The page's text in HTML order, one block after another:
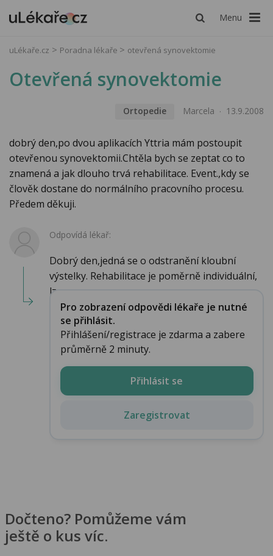
Menu
uLékaře.cz Poradna lékaře otevřená synovektomie
Otevřená synovektomie
Ortopedie Marcela 13.9.2008
dobrý den,po dvou aplikacích Yttria mám postoupit
otevřenou synovektomii.Chtěla bych se zeptat co to
znamená a jak dlouho trvá rehabilitace. Event.,kdy se
člověk dostane do normálního pracovního procesu.
Předem děkuji.
Odpovídá lékař:
Dobrý den,jedná se o odstranění kloubní
výstelky. Rehabilitace je poměrně individuální,
lz...
Pro zobrazení odpovědi lékaře je nutné
se přihlásit.
Přihlášení/registrace je zdarma a zabere
průměrně 2 minuty.
Přihlásit se
Zaregistrovat
Dočteno? Pomůžeme vám
ještě o kus víc.